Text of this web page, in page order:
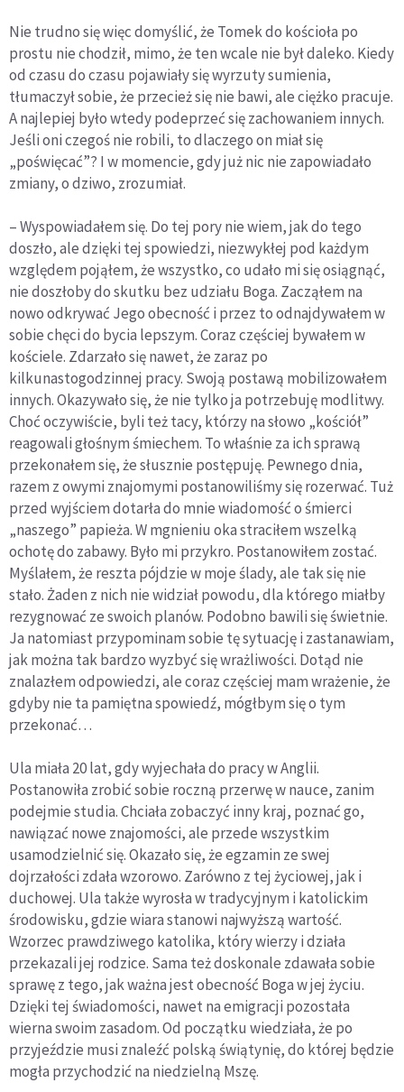
Nie trudno się więc domyślić, że Tomek do kościoła po
prostu nie chodził, mimo, że ten wcale nie był daleko. Kiedy
od czasu do czasu pojawiały się wyrzuty sumienia,
tłumaczył sobie, że przecież się nie bawi, ale ciężko pracuje.
A najlepiej było wtedy podeprzeć się zachowaniem innych.
Jeśli oni czegoś nie robili, to dlaczego on miał się
„poświęcać”? I w momencie, gdy już nic nie zapowiadało
zmiany, o dziwo, zrozumiał.
– Wyspowiadałem się. Do tej pory nie wiem, jak do tego
doszło, ale dzięki tej spowiedzi, niezwykłej pod każdym
względem pojąłem, że wszystko, co udało mi się osiągnąć,
nie doszłoby do skutku bez udziału Boga. Zacząłem na
nowo odkrywać Jego obecność i przez to odnajdywałem w
sobie chęci do bycia lepszym. Coraz częściej bywałem w
kościele. Zdarzało się nawet, że zaraz po
kilkunastogodzinnej pracy. Swoją postawą mobilizowałem
innych. Okazywało się, że nie tylko ja potrzebuję modlitwy.
Choć oczywiście, byli też tacy, którzy na słowo „kościół”
reagowali głośnym śmiechem. To właśnie za ich sprawą
przekonałem się, że słusznie postępuję. Pewnego dnia,
razem z owymi znajomymi postanowiliśmy się rozerwać. Tuż
przed wyjściem dotarła do mnie wiadomość o śmierci
„naszego” papieża. W mgnieniu oka straciłem wszelką
ochotę do zabawy. Było mi przykro. Postanowiłem zostać.
Myślałem, że reszta pójdzie w moje ślady, ale tak się nie
stało. Żaden z nich nie widział powodu, dla którego miałby
rezygnować ze swoich planów. Podobno bawili się świetnie.
Ja natomiast przypominam sobie tę sytuację i zastanawiam,
jak można tak bardzo wyzbyć się wrażliwości. Dotąd nie
znalazłem odpowiedzi, ale coraz częściej mam wrażenie, że
gdyby nie ta pamiętna spowiedź, mógłbym się o tym
przekonać…
Ula miała 20 lat, gdy wyjechała do pracy w Anglii.
Postanowiła zrobić sobie roczną przerwę w nauce, zanim
podejmie studia. Chciała zobaczyć inny kraj, poznać go,
nawiązać nowe znajomości, ale przede wszystkim
usamodzielnić się. Okazało się, że egzamin ze swej
dojrzałości zdała wzorowo. Zarówno z tej życiowej, jak i
duchowej. Ula także wyrosła w tradycyjnym i katolickim
środowisku, gdzie wiara stanowi najwyższą wartość.
Wzorzec prawdziwego katolika, który wierzy i działa
przekazali jej rodzice. Sama też doskonale zdawała sobie
sprawę z tego, jak ważna jest obecność Boga w jej życiu.
Dzięki tej świadomości, nawet na emigracji pozostała
wierna swoim zasadom. Od początku wiedziała, że po
przyjeździe musi znaleźć polską świątynię, do której będzie
mogła przychodzić na niedzielną Mszę.